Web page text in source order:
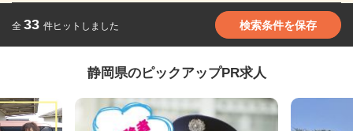
全 33 件ヒットしました 検索条件を保存
静岡県のピックアップPR求人